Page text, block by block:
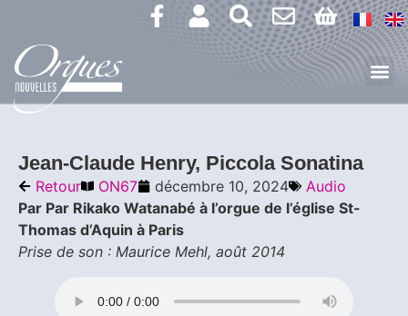
Jean-Claude Henry, Piccola Sonatina
Retour ON67 décembre 10, 2024
Audio
Par Par Rikako Watanabé à l’orgue de l’église St-
Thomas d’Aquin à Paris
Prise de son : Maurice Mehl, août 2014